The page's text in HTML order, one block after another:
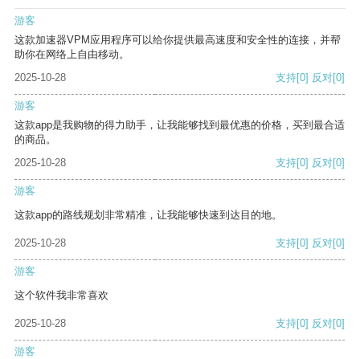
游客
这款加速器VPM应用程序可以给你提供最高速度和安全性的连接，并帮
助你在网络上自由移动。
2025-10-28
支持[0] 反对[0]
游客
这款app是我购物的得力助手，让我能够找到最优惠的价格，买到最合适
的商品。
2025-10-28
支持[0] 反对[0]
游客
这款app的路线规划非常精准，让我能够快速到达目的地。
2025-10-28 支持[0] 反对[0]
游客
这个软件我非常喜欢
2025-10-28 支持[0] 反对[0]
游客